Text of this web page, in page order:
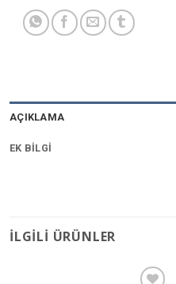
AÇIKLAMA
EK BILGI
İLGILI ÜRÜNLER